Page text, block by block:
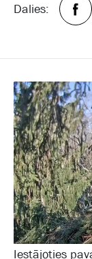
Dalies:
Iestājoties